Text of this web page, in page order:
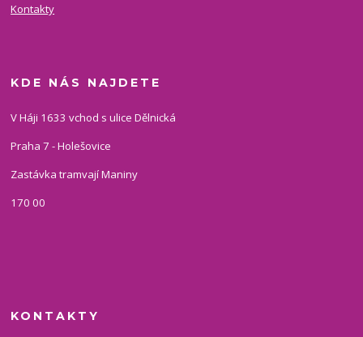
Kontakty
KDE NÁS NAJDETE
V Háji 1633 vchod s ulice Dělnická
Praha 7 - Holešovice
Zastávka tramvají Maniny
170 00
KONTAKTY